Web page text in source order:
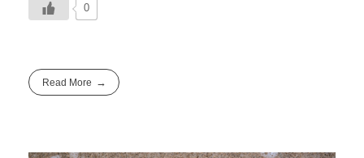
0
Read More